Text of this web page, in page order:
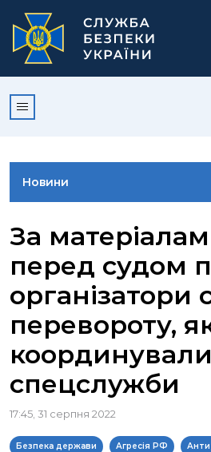
Новини
ВІДЕОГАЛЕРЕЯ
КОНТАКТИ ПРЕСЦЕНТРУ
За
перед судом
організатори
перевороту,
координували
спецслужби
17:45, 31 серпня 2022
Безпека держави Агресія РФ